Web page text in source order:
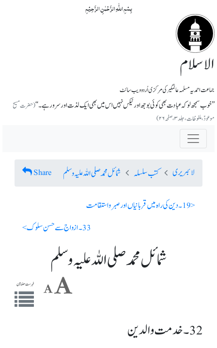
بِسۡمِ اللّٰہِ الرَّحۡمٰنِ الرَّحِیۡمِ
الاسلام
جماعت احمدیہ مسلمہ عالمگیر کی مرکزی اُردو ویب سائٹ
’’خوب سمجھ لو کہ عبادت بھی کوئی بوجھ اور ٹیکس نہیں اس میں بھی ایک لذت اور سرور ہے۔‘‘(حضرت مسیح
موعودؑ، ملفوظات، جلد ۳، صفحہ ۲۶)
لائبریری کتب سلسلہ شمائل محمد صلی اللہ علیہ وسلم Share
< 19 ۔ دین کی راہ میں قربانیاں اور صبرواستقامت
33 ۔ ازواج سے حسن سلوک >
شمائل محمد صلی اللہ علیہ وسلم
فہرست مضامین
32 ۔ خدمت والدین